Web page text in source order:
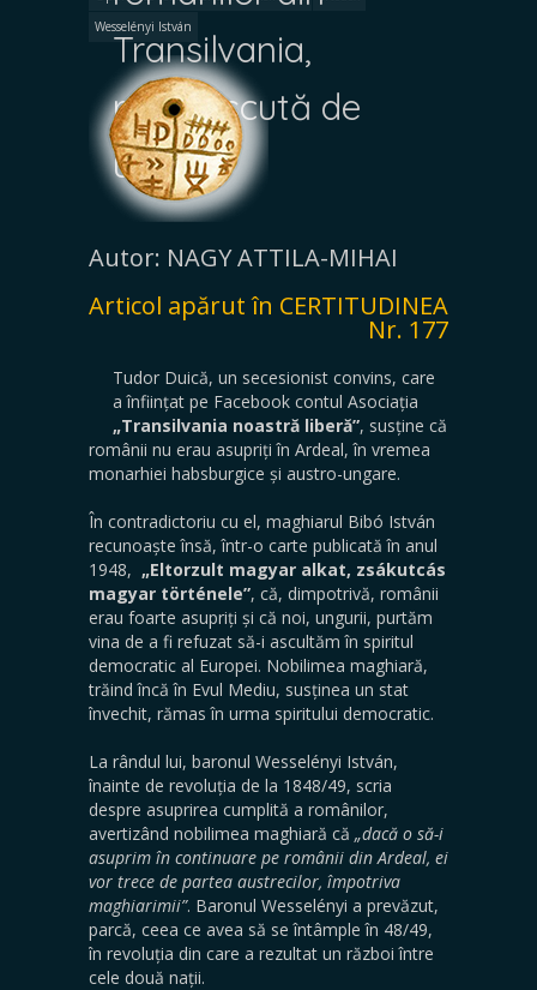
Transilvania,
recunoscută de
unguri
Wesselényi István
Autor: NAGY ATTILA-MIHAI
Articol apărut în CERTITUDINEA
Nr. 177
Tudor Duică, un secesionist convins, care
a înființat pe Facebook contul Asociația
„Transilvania noastră liberă”, susține că
românii nu erau asupriți în Ardeal, în vremea
monarhiei habsburgice și austro-ungare.
În contradictoriu cu el, maghiarul Bibó István
recunoaște însă, într-o carte publicată în anul
1948, „Eltorzult magyar alkat, zsákutcás
magyar történele”, că, dimpotrivă, românii
erau foarte asupriți și că noi, ungurii, purtăm
vina de a fi refuzat să-i ascultăm în spiritul
democratic al Europei. Nobilimea maghiară,
trăind încă în Evul Mediu, susținea un stat
învechit, rămas în urma spiritului democratic.
La rândul lui, baronul Wesselényi István,
înainte de revoluția de la 1848/49, scria
despre asuprirea cumplită a românilor,
avertizând nobilimea maghiară că „dacă o să-i
asuprim în continuare pe românii din Ardeal, ei
vor trece de partea austrecilor, împotriva
maghiarimii”. Baronul Wesselényi a prevăzut,
parcă, ceea ce avea să se întâmple în 48/49,
în revoluția din care a rezultat un război între
cele două nații.